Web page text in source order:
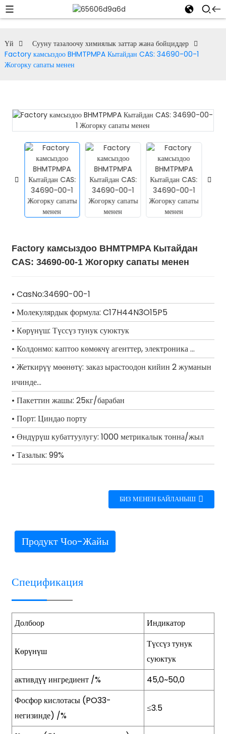
Үй
Сууну тазалоочу химиялык заттар жана бойциддер
Factory камсыздоо BHMTPMPA Кытайдан CAS: 34690-00-1
Жогорку сапаты менен
Factory камсыздоо BHMTPMPA Кытайдан
CAS: 34690-00-1 Жогорку сапаты менен
• CasNo:34690-00-1
• Молекулярдык формула: C17H44N3O15P5
• Көрүнүш: Түссүз тунук суюктук
• Колдонмо: каптоо көмөкчү агенттер, электроника ...
• Жеткирүү мөөнөтү: заказ ырастоодон кийин 2 жуманын
ичинде...
• Пакеттин жашы: 25кг/барабан
• Порт: Циндао порту
• Өндүрүш кубаттуулугу: 1000 метрикалык тонна/жыл
• Тазалык: 99%
БИЗ МЕНЕН БАЙЛАНЫШ
Продукт Чоо-Жайы
Спецификация
Долбоор Индикатор
Көрүнүш
Түссүз тунук
суюктук
активдүү ингредиент /%
45,0~50,0
Фосфор кислотасы (PO33-
негизинде) /%
≤3.5